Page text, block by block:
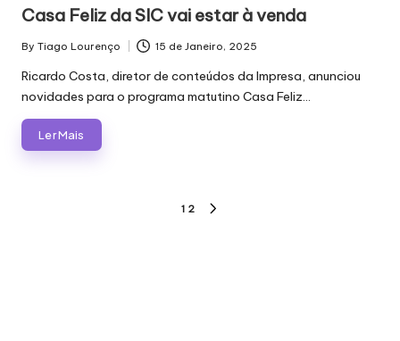
Casa Feliz da SIC vai estar à venda
Posted
by
By Tiago Lourenço 15 de Janeiro, 2025
Ricardo Costa, diretor de conteúdos da Impresa, anunciou
novidades para o programa matutino Casa Feliz…
Ler Mais
1 2